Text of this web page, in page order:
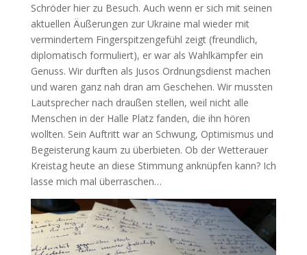
Schröder hier zu Besuch. Auch wenn er sich mit seinen
aktuellen Äußerungen zur Ukraine mal wieder mit
vermindertem Fingerspitzengefühl zeigt (freundlich,
diplomatisch formuliert), er war als Wahlkämpfer ein
Genuss. Wir durften als Jusos Ordnungsdienst machen
und waren ganz nah dran am Geschehen. Wir mussten
Lautsprecher nach draußen stellen, weil nicht alle
Menschen in der Halle Platz fanden, die ihn hören
wollten. Sein Auftritt war an Schwung, Optimismus und
Begeisterung kaum zu überbieten. Ob der Wetterauer
Kreistag heute an diese Stimmung anknüpfen kann? Ich
lasse mich mal überraschen…